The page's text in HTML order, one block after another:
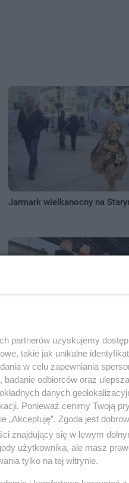
Jarmark wielkanocny na
Miejskie spotkanie opłatkowe
partnerów uzyskujemy
takie jak unikalne
w celu zapewniania
odbiorców oraz
danych
Ponieważ cenimy Twoją
„Akceptuję”. Zgoda jest
znajdujący się w lewym
użytkownika, ale masz
tylko na tej witrynie.